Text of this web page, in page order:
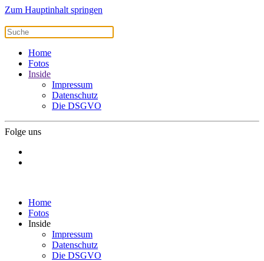
Zum Hauptinhalt springen
Home
Fotos
Inside
Impressum
Datenschutz
Die DSGVO
Folge uns
Home
Fotos
Inside
Impressum
Datenschutz
Die DSGVO